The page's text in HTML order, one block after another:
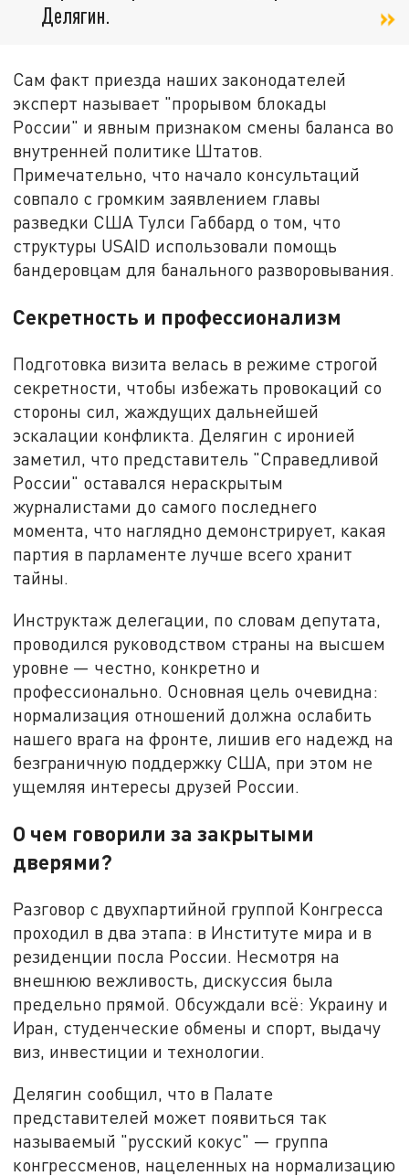
Делягин.
Сам факт приезда наших законодателей
эксперт называет "прорывом блокады
России" и явным признаком смены баланса во
внутренней политике Штатов.
Примечательно, что начало консультаций
совпало с громким заявлением главы
разведки США Тулси Габбард о том, что
структуры USAID использовали помощь
бандеровцам для банального разворовывания.
Секретность и профессионализм
Подготовка визита велась в режиме строгой
секретности, чтобы избежать провокаций со
стороны сил, жаждущих дальнейшей
эскалации конфликта. Делягин с иронией
заметил, что представитель "Справедливой
России" оставался нераскрытым
журналистами до самого последнего
момента, что наглядно демонстрирует, какая
партия в парламенте лучше всего хранит
тайны.
Инструктаж делегации, по словам депутата,
проводился руководством страны на высшем
уровне — честно, конкретно и
профессионально. Основная цель очевидна:
нормализация отношений должна ослабить
нашего врага на фронте, лишив его надежд на
безграничную поддержку США, при этом не
ущемляя интересы друзей России.
О чем говорили за закрытыми
дверями?
Разговор с двухпартийной группой Конгресса
проходил в два этапа: в Институте мира и в
резиденции посла России. Несмотря на
внешнюю вежливость, дискуссия была
предельно прямой. Обсуждали всё: Украину и
Иран, студенческие обмены и спорт, выдачу
виз, инвестиции и технологии.
Делягин сообщил, что в Палате
представителей может появиться так
называемый "русский кокус" — группа
конгрессменов, нацеленных на нормализацию